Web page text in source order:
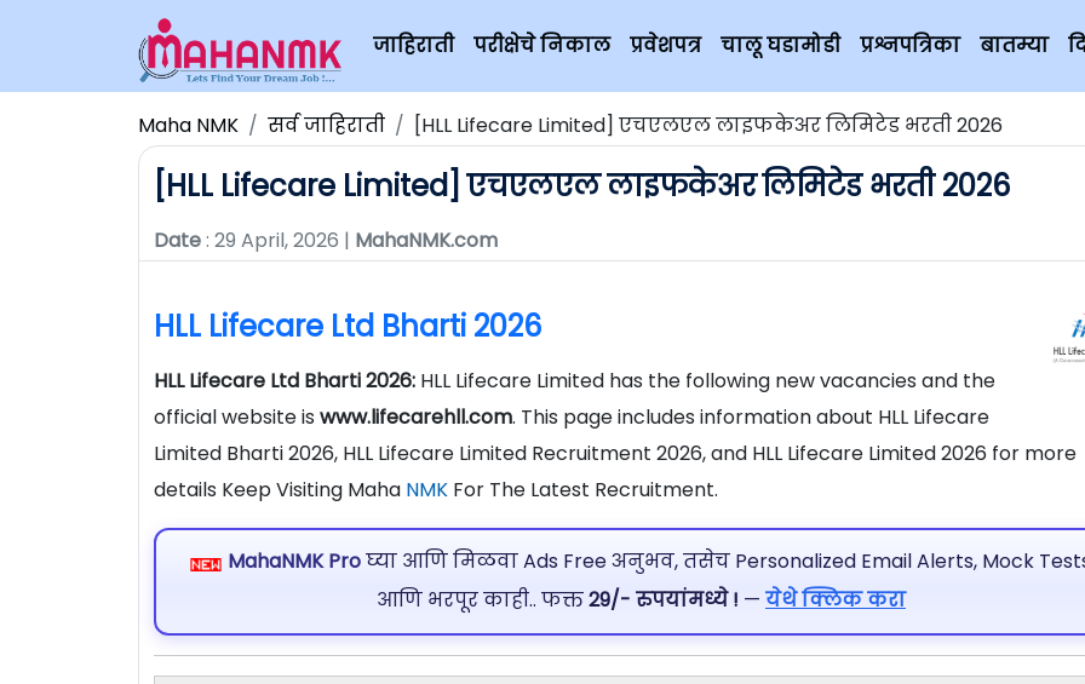
जाहिराती परीक्षेचे निकाल प्रवेशपत्र चालू घडामोडी प्रश्नपत्रिका बातम्या
Maha NMK सर्व जाहिराती [HLL Lifecare Limited] एचएलएल लाइफकेअर लिमिटेड भरती 2026
[HLL Lifecare Limited] एचएलएल लाइफकेअर लिमिटेड भरती 2026
Date: 29 April, 2026 | MahaNMK.com
HLL Lifecare Ltd Bharti 2026
HLL Lifecare Ltd Bharti 2026: HLL Lifecare Limited has the following new vacancies and the
official website is www.lifecarehll.com. This page includes information about HLL Lifecare
Limited Bharti 2026, HLL Lifecare Limited Recruitment 2026, and HLL Lifecare Limited 2026 for more
details Keep Visiting Maha NMK For The Latest Recruitment.
MahaNMK Proघ्या आणि मिळवा Ads Free अनुभव, तसेच Personalized Email Alerts, Mock
आणि भरपूर काही.. फक्त29/- रुपयांमध्ये ! — येथे क्लिक करा